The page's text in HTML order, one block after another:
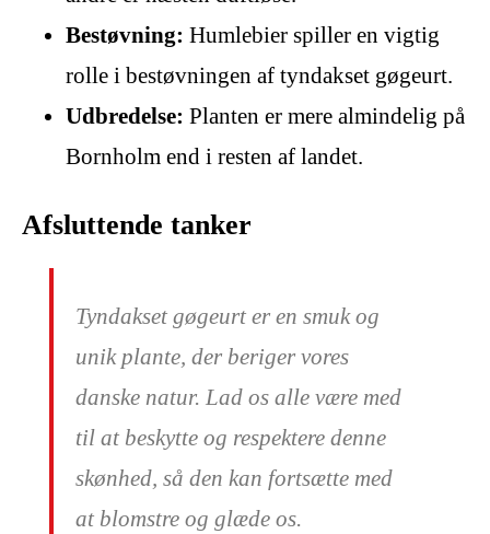
Bestøvning: Humlebier spiller en vigtig
rolle i bestøvningen af tyndakset gøgeurt.
Udbredelse: Planten er mere almindelig på
Bornholm end i resten af landet.
Afsluttende tanker
Tyndakset gøgeurt er en smuk og
unik plante, der beriger vores
danske natur. Lad os alle være med
til at beskytte og respektere denne
skønhed, så den kan fortsætte med
at blomstre og glæde os.